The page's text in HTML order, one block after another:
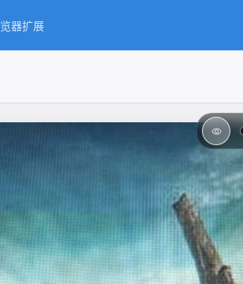
器扩展